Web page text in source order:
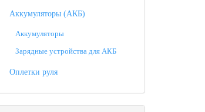
Аккумуляторы (АКБ)
Аккумуляторы
Зарядные устройства для АКБ
Оплетки руля